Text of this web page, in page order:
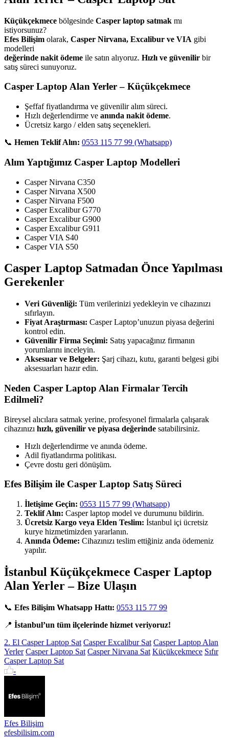
Küçükçekmece bölgesinde Casper laptop satmak mı
istiyorsunuz?
Efes Bilişim olarak, Casper Nirvana, Excalibur ve VIA gibi
modelleri
değerinde nakit ödeme ile satın alıyoruz. Hızlı ve güvenilir bir
satış süreci sunuyoruz.
Casper Laptop Alan Yerler – Küçükçekmece
Şeffaf fiyatlandırma ve güvenilir alım süreci.
Hızlı değerlendirme ve anında nakit ödeme.
Ücretsiz kargo / elden satış seçenekleri.
📞 Hemen Teklif Alın: 0553 115 77 99 (Whatsapp)
Alım Yaptığımız Casper Laptop Modelleri
Casper Nirvana C350
Casper Nirvana X500
Casper Nirvana F500
Casper Excalibur G770
Casper Excalibur G900
Casper Excalibur G911
Casper VIA S40
Casper VIA S50
Casper Laptop Satmadan Önce Yapılması
Gerekenler
Veri Güvenliği: Tüm verilerinizi yedekleyin ve cihazınızı
sıfırlayın.
Fiyat Araştırması: Casper Laptop’unuzun piyasa değerini
kontrol edin.
Güvenilir Firma Seçimi: Satış yapacağınız firmanın
yorumlarını inceleyin.
Aksesuar ve Belgeler: Şarj cihazı, kutu, garanti belgesi gibi
aksesuarları hazır edin.
Neden Casper Laptop Alan Firmalar Tercih
Edilmeli?
Bireysel alıcılara satmak yerine, profesyonel firmalarla çalışarak
cihazınızı hızlı, güvenilir ve piyasa değerinde satabilirsiniz.
Hızlı değerlendirme ve anında ödeme.
Adil fiyatlandırma politikası.
Çevre dostu geri dönüşüm.
Efes Bilişim ile Casper Laptop Satış Süreci
İletişime Geçin: 0553 115 77 99 (Whatsapp)
Teklif Alın: Casper laptop model ve durumunu bildirin.
Ücretsiz Kargo veya Elden Teslim: İstanbul içi ücretsiz
kurye hizmetimizden yararlanın.
Anında Ödeme: Cihazınızı teslim ettiğiniz anda ödemeniz
yapılır.
İstanbul Küçükçekmece Casper Laptop
Alan Yerler – Bize Ulaşın
📞 Efes Bilişim Whatsapp Hattı: 0553 115 77 99
📍 İstanbul’un tüm ilçelerinde hizmet veriyoruz!
2. El Casper Laptop Sat Casper Excalibur Sat Casper Laptop Alan
Yerler Casper Laptop Sat Casper Nirvana Sat Küçükçekmece Sıfır
Casper Laptop Sat
-
Efes Bilişim
efesbilisim.com